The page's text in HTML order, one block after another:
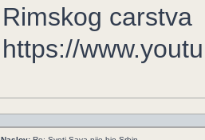
Rimskog carstva
https://